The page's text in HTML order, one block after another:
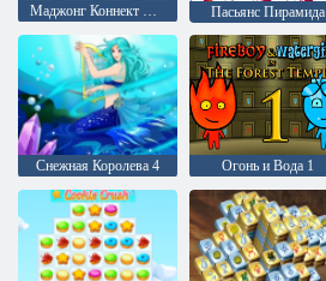
Маджонг Коннект Онет Пасьянс Пирамида
Снежная Королева 4 Огонь и Вода 1